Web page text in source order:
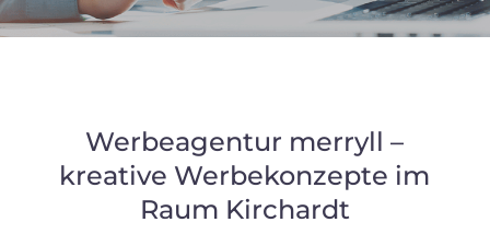
Werbeagentur merryll –
kreative Werbekonzepte im
Raum Kirchardt